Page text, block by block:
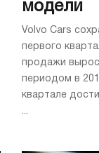
модели
Volvo Cars
первого
продажи
периодом в
квартале
...